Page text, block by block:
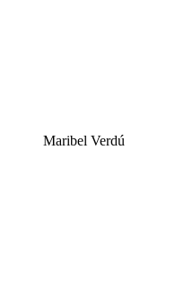
Maribel Verdú